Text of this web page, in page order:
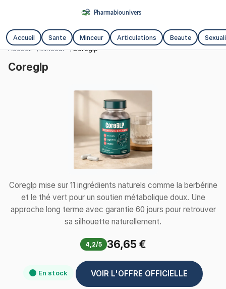
Accueil Sante Minceur Articulations Beaute
Accueil Minceur Coreglp
Coreglp
Coreglp mise sur 11 ingrédients naturels comme la berbérine
et le thé vert pour un soutien métabolique doux. Une
approche long terme avec garantie 60 jours pour retrouver
sa silhouette naturellement.
4,2/5 36,65 €
En stock VOIR L'OFFRE OFFICIELLE